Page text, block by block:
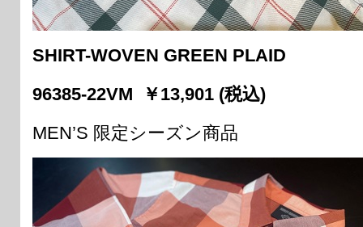
SHIRT-WOVEN GREEN PLAID
96385-22VM ￥13,901 (税込)
MEN’S 限定シーズン商品